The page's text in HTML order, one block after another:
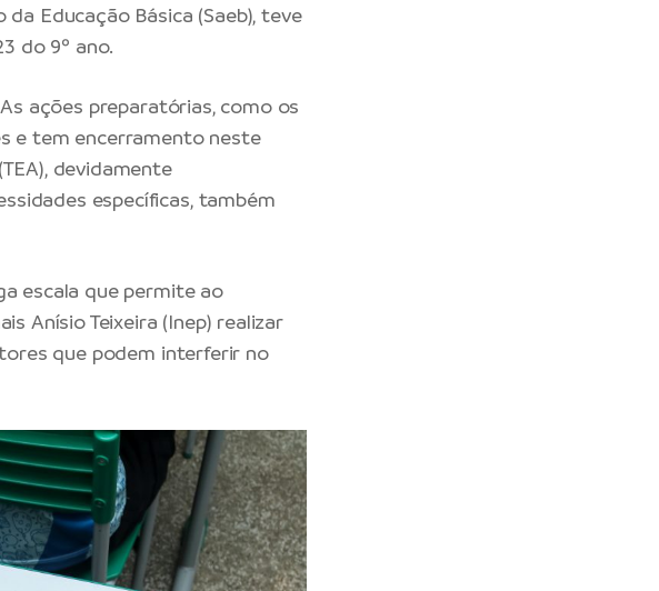
Educação Básica (Saeb), teve
do 9º ano.
ações preparatórias, como os
e tem encerramento neste
devidamente
específicas, também
escala que permite ao
Anísio Teixeira (Inep) realizar
que podem interferir no